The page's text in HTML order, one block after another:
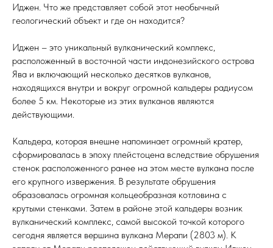
Иджен. Что же представляет собой этот необычный
геологический объект и где он находится?
Иджен – это уникальный вулканический комплекс,
расположенный в восточной части индонезийского острова
Ява и включающий несколько десятков вулканов,
находящихся внутри и вокруг огромной кальдеры радиусом
более 5 км. Некоторые из этих вулканов являются
действующими.
Кальдера, которая внешне напоминает огромный кратер,
сформировалась в эпоху плейстоцена вследствие обрушения
стенок расположенного ранее на этом месте вулкана после
его крупного извержения. В результате обрушения
образовалась огромная кольцеобразная котловина с
крутыми стенками. Затем в районе этой кальдеры возник
вулканический комплекс, самой высокой точкой которого
сегодня является вершина вулкана Мерапи (2803 м). К